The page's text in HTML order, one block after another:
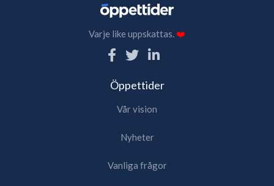
Varje like uppskattas.❤️
Öppettider
Vår vision
Nyheter
Vanliga frågor